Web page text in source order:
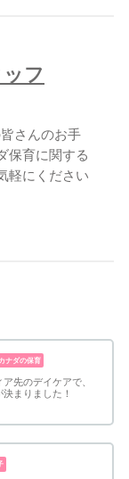
フ
さんのお手
保育に関する
軽にください
カナダの保育
先のデイケアで、
まりました！